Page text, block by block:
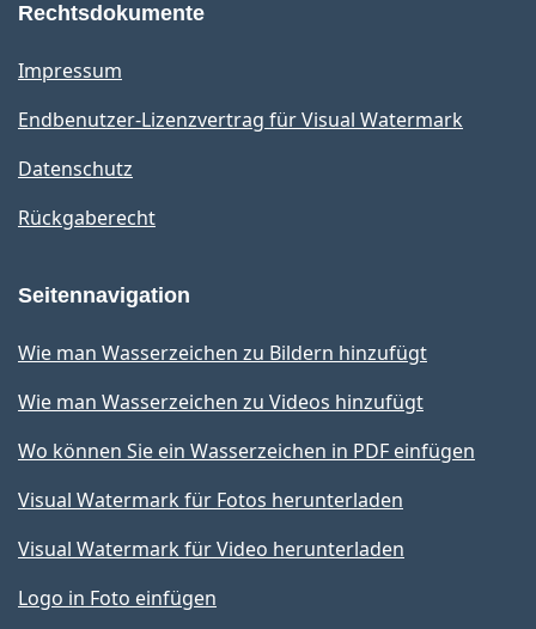
Rechtsdokumente
Impressum
Endbenutzer-Lizenzvertrag für Visual Watermark
Datenschutz
Rückgaberecht
Seitennavigation
Wie man Wasserzeichen zu Bildern hinzufügt
Wie man Wasserzeichen zu Videos hinzufügt
Wo können Sie ein Wasserzeichen in PDF einfügen
Visual Watermark für Fotos herunterladen
Visual Watermark für Video herunterladen
Logo in Foto einfügen